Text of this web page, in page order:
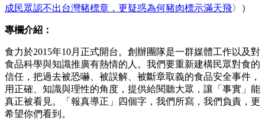
成民眾認不出台灣豬標章，更疑惑為何豬肉標示滿天飛〉）
專欄介紹：
食力於2015年10月正式開台。創辦團隊是一群媒體工作以及對
食品科學與知識推廣有熱情的人。我們要重新建構民眾對食的
信任，把過去被恐嚇、被誤解、被斷章取義的食品安全事件，
用正確、知識與理性的角度，提供給閱聽大眾，讓「事實」能
真正被看見。「報真導正」四個字，我們所寫，我們負責，更
希望你們看到。